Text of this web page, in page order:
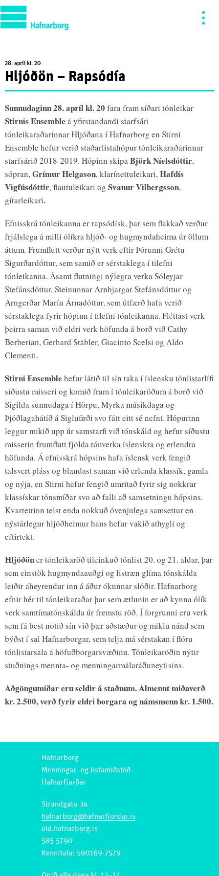
28. apríl kl. 20
Hljóðön – Rapsódía
Sunnudaginn 28. apríl kl. 20 fara fram síðari tónleikar
Stirnis Ensemble á yfirstandandi starfsári
tónleikaraðarinnar Hljóðana í Hafnarborg en Stirni
Ensemble hefur verið staðarlistahópur tónleikaraðarinnar
starfsárið 2018-2019. Hópinn skipaBjörk Níelsdóttir,
sópran,Grímur Helgason, klarínettuleikari,Hafdís
Vigfúsdóttir, flautuleikari og Svanur Vilbergsson,
gítarleikari.
Efnisskrá tónleikanna er rapsódísk, þar sem flakkað verður
frjálslega á milli ólíkra hljóð- og hugmyndaheima úr öllum
áttum. Frumflutt verður nýtt verk eftir Þórunni Grétu
Sigurðardóttur, sem samið er sérstaklega í tilefni
tónleikanna. Ásamt flutningi nýlegra verka Sóleyjar
Stefánsdóttur, Steinunnar Arnbjargar Stefánsdóttur og
Arngerðar Maríu Árnadóttur, sem útfærð hafa verið
sérstaklega fyrir hópinn í tilefni tónleikanna. Fléttast verk
þeirra saman við eldri verk höfunda á borð við Cathy
Berberian, Gerhard Stäbler, Giacinto Scelsi og Aldo
Clementi.
Stirni Ensemble hefur látið til sín taka í íslensku tónlistarlífi
síðustu misseri og komið fram í tónleikaröðum á borð við
Sígilda sunnudaga í Hörpu, Myrka músíkdaga og
Þjóðlagahátíð á Siglufirði svo fátt eitt sé nefnt. Hópurinn
leggur mikið upp úr samstarfi við tónskáld og hefur síðustu
misserin frumflutt fjölda tónverka íslenskra og erlendra
höfunda. Á efnisskrá hópsins hafa íslensk verk fengið
talsvert pláss og blandast saman við erlenda klassík, gamla
og nýja, en Stirni hefur fengið umritað fyrir sig nokkrar
klassískar tónsmíðar svo að falli að samsetningu hópsins.
Kvartettinn telst enda nokkuð óvenjulega samsettur en
nýstárlegur hljóðheimur hans hefur vakið athygli og
eftirtekt.
Hljóðöner tónleikaröð tileinkuð tónlist 20. og 21. aldar, þar
sem einstök hugmyndaauðgi og listræn glíma tónskálda
leiðir áheyrendur inn á áður ókunnar slóðir. Hafnarborg
efnir hér til tónleikaraðar þar sem ætlunin er að kynna ólík
verk samtímatónskálda úr fremstu röð. Í forgrunni eru verk
sem fá best notið sín við þær aðstæður og miklu nánd sem
býðst í sal Hafnarborgar, sem telja má sérstakan í flóru
tónlistarsala á höfuðborgarsvæðinu. Tónleikaröðin nýtir
stuðnings mennta- og menningarmálaráðuneytisins.
Aðgöngumiðar eru seldir á staðnum. Almennt miðaverð
kr. 2.500, verð fyrir eldri borgara og námsmenn kr. 1.500.
Hafnarborg
Menningar- og listamiðstöð
Hafnarfjarðar
Strandgata 34
hafnarborg@hafnarfjordur.is
old.hafnarborg.is
585 5790
Kennitala: 590169-7579